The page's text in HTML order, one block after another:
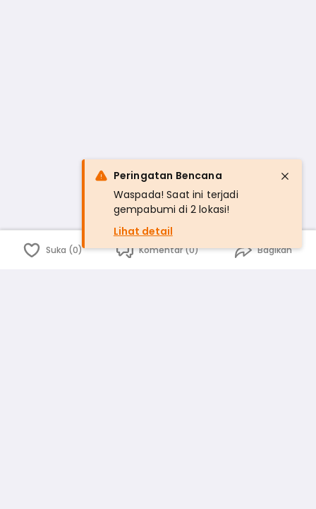
Suka (0) Komentar (0) Bagikan
Peringatan Bencana
Waspada! Saat ini terjadi
gempabumi di 2 lokasi!
Lihat detail